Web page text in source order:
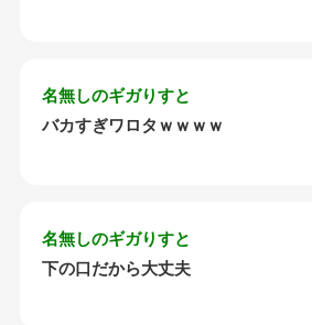
名無しのギガりすと
バカすぎワロタｗｗｗｗ
名無しのギガりすと
下の口だから大丈夫